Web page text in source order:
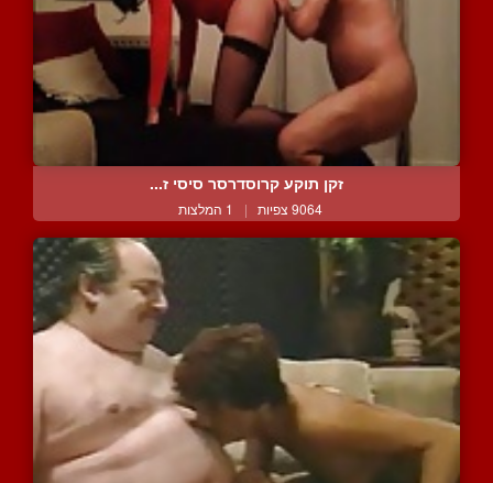
זקן תוקע קרוסדרסר סיסי ז...
9064 צפיות | 1 המלצות